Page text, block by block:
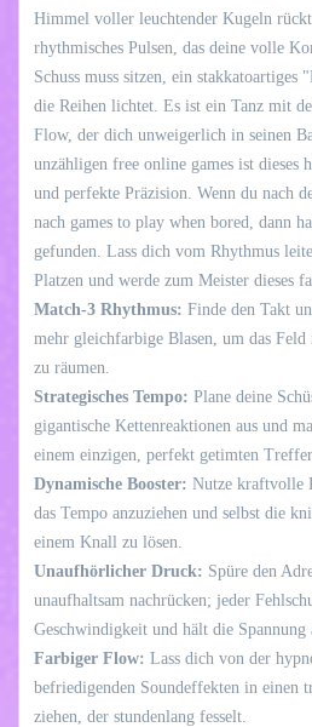
Himmel voller leuchtender Kugeln
rhythmisches Pulsen, das deine volle
Schuss muss sitzen, ein
die Reihen lichtet. Es ist ein Tanz mit
Flow, der dich unweigerlich in seinen
unzähligen free online games ist dieses
und perfekte Präzision. Wenn du nach
nach games to play when bored, dann
gefunden. Lass dich vom Rhythmus
Platzen und werde zum Meister dieses
Match-3 Rhythmus: Finde den Takt
mehr gleichfarbige Blasen, um das
zu räumen.
Strategisches Tempo: Plane deine
gigantische Kettenreaktionen aus und
einem einzigen, perfekt getimten Treffer.
Dynamische Booster: Nutze kraftvolle
das Tempo anzuziehen und selbst die
einem Knall zu lösen.
Unaufhörlicher Druck: Spüre den
unaufhaltsam nachrücken; jeder
Geschwindigkeit und hält die Spannung
Farbiger Flow: Lass dich von der
befriedigenden Soundeffekten in einen
ziehen, der stundenlang fesselt.